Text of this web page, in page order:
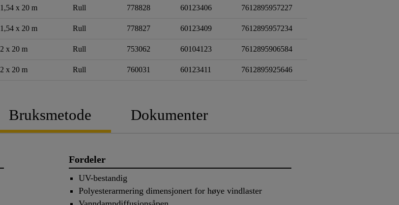
1,54 x 20 m Rull 778828 60123406 7612895957227
1,54 x 20 m Rull 778827 60123409 7612895957234
2 x 20 m Rull 753062 60104123 7612895906584
2 x 20 m Rull 760031 60123411 7612895925646
Bruksmetode Dokumenter
Fordeler
UV-bestandig
Polyesterarmering dimensjonert for høye vindlaster